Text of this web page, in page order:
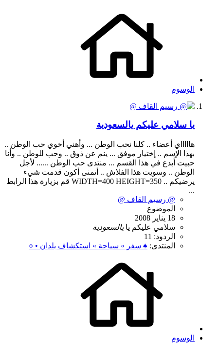
الوسوم
يا سلامي عليكم يالسعودية
هاااااي أعضاء .. كلنا نحب الوطن ... وأهني أخوي حب الوطن ..
بهذا الإسم .. إختيار موفق ... ينم عن ذوق .. وحب للوطن .. وأنا
حبيت أبدع في هذا القسم ... منتدى حب الوطن ...... لأجل
الوطن .. وسويت هذا الفلاش .. أتمنى أكون قدمت شيء
يرضيكم .. WIDTH=400 HEIGHT=350 قم بزيارة هذا الرابط
...
@ رسيم القاف @
الموضوع
18 يناير 2008
سلامي عليكم يايالسعودية
الردود: 11
المنتدى: ♠ سفر » سياحة » استكشاف بلدان • ०
الوسوم